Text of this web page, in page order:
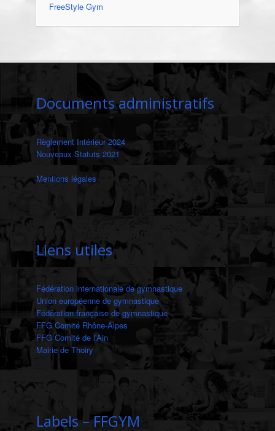
FreeStyle Gym
Documents administratifs
Règlement Intérieur 2024
Nouveaux Statuts 2021
Mentions légales
Liens utiles
Fédération internationale de gymnastique
Union européenne de gymnastique
Fédération française de gymnastique
FFG Comité Rhône-Alpes
FFG Comité de l'Ain
Mairie de Thoiry
Labels – FFGYM